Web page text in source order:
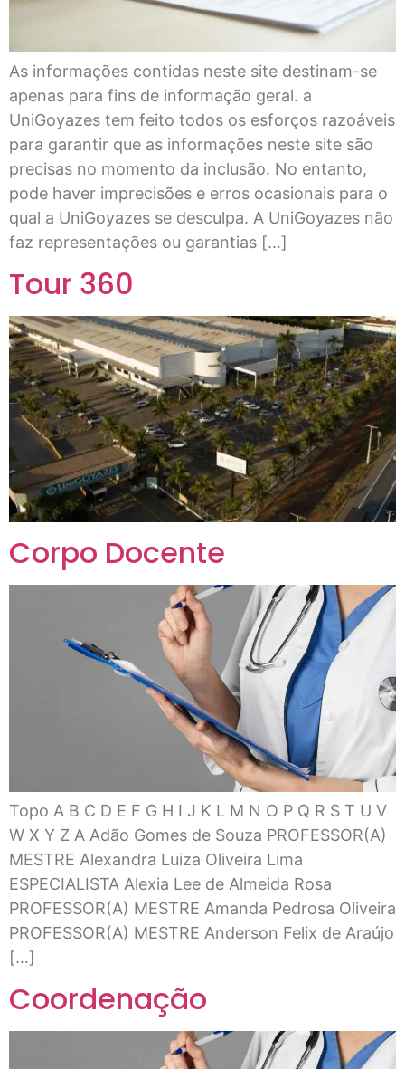
As informações contidas neste site destinam-se
apenas para fins de informação geral. a
UniGoyazes tem feito todos os esforços razoáveis
para garantir que as informações neste site são
precisas no momento da inclusão. No entanto,
pode haver imprecisões e erros ocasionais para o
qual a UniGoyazes se desculpa. A UniGoyazes não
faz representações ou garantias […]
Tour 360
Corpo Docente
Topo A B C D E F G H I J K L M N O P Q R S T U V
W X Y Z A Adão Gomes de Souza PROFESSOR(A)
MESTRE Alexandra Luiza Oliveira Lima
ESPECIALISTA Alexia Lee de Almeida Rosa
PROFESSOR(A) MESTRE Amanda Pedrosa Oliveira
PROFESSOR(A) MESTRE Anderson Felix de Araújo
[…]
Coordenação